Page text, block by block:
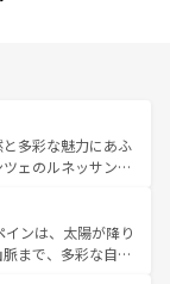
多彩な魅力にあふ
ェのルネッサンス
マルフィ海岸の絶
合間には、本場の
を堪能することも
ンは、太陽が降り
まで、多彩な自然